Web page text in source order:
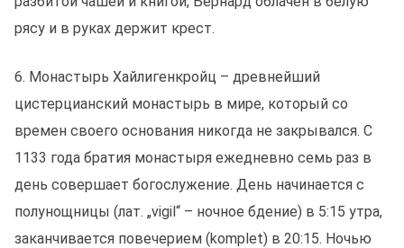
рясу и в руках держит крест.
6. Монастырь Хайлигенкройц – древнейший
цистерцианский монастырь в мире, который со
времен своего основания никогда не закрывался. С
1133 года братия монастыря ежедневно семь раз в
день совершает богослужение. День начинается с
полунощницы (лат. „vigil“ – ночное бдение) в 5:15 утра,
заканчивается повечерием (komplet) в 20:15. Ночью